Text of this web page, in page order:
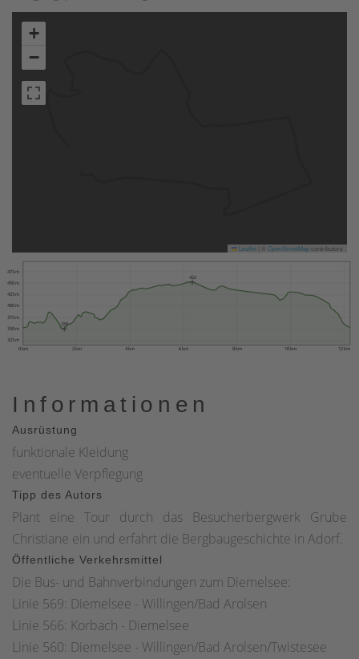
+
−
Leaflet OpenStreetMapcontributors
0 km 2 km 4 km 6 km 8 km 10 km 12 km
325 m
350 m
375 m
400 m
425 m
450 m
475 m
350
452
Informationen
Ausrüstung
funktionale Kleidung
eventuelle Verpflegung
Tipp des Autors
Plant eine Tour durch das Besucherbergwerk Grube
Christiane ein und erfahrt die Bergbaugeschichte in Adorf.
Öffentliche Verkehrsmittel
Die Bus- und Bahnverbindungen zum Diemelsee:
Linie 569: Diemelsee - Willingen/Bad Arolsen
Linie 566: Korbach - Diemelsee
Linie 560: Diemelsee - Willingen/Bad Arolsen/Twistesee